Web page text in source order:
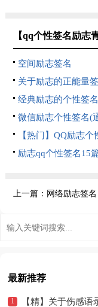
【qq个性签名励志
空间励志签名
关于励志的正能量
经典励志的个性签名
微信励志个性签名(
【热门】QQ励志个
励志qq个性签名15
上一篇： 网络励志签名
最新推荐
【精】关于伤感语